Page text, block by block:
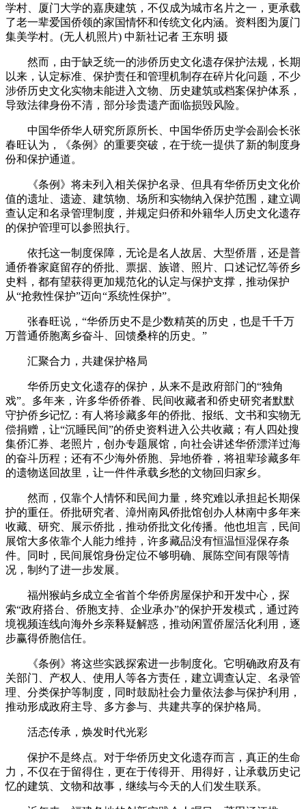
学村、厦门大学的嘉庚建筑，不仅成为城市名片之一，更承载
了老一辈爱国侨领的家国情怀和传统文化内涵。资料图为厦门
集美学村。(无人机照片) 中新社记者 王东明 摄
然而，由于缺乏统一的涉侨历史文化遗存保护法规，长期
以来，认定标准、保护责任和管理机制存在碎片化问题，不少
涉侨历史文化实物未能进入文物、历史建筑或档案保护体系，
导致法律身份不清，部分珍贵遗产面临损毁风险。
中国华侨华人研究所原所长、中国华侨历史学会副会长张
春旺认为，《条例》的重要突破，在于统一提供了新的制度身
份和保护通道。
《条例》将未列入相关保护名录、但具有华侨历史文化价
值的遗址、遗迹、建筑物、场所和实物纳入保护范围，建立调
查认定和名录管理制度，并规定归侨和外籍华人历史文化遗存
的保护管理可以参照执行。
依托这一制度保障，无论是名人故居、大型侨厝，还是普
通侨眷家庭留存的侨批、票据、族谱、照片、口述记忆等侨乡
史料，都有望获得更加规范化的认定与保护支撑，推动保护
从“抢救性保护”迈向“系统性保护”。
张春旺说，“华侨历史不是少数精英的历史，也是千千万
万普通侨胞离乡奋斗、回馈桑梓的历史。”
汇聚合力，共建保护格局
华侨历史文化遗存的保护，从来不是政府部门的“独角
戏”。多年来，许多华侨侨眷、民间收藏者和侨史研究者默默
守护侨乡记忆：有人将珍藏多年的侨批、报纸、文书和实物无
偿捐赠，让“沉睡民间”的侨史资料进入公共收藏；有人四处搜
集侨汇券、老照片，创办专题展馆，向社会讲述华侨漂洋过海
的奋斗历程；还有不少海外侨胞、异地侨眷，将祖辈珍藏多年
的遗物送回故里，让一件件承载乡愁的文物回归家乡。
然而，仅靠个人情怀和民间力量，终究难以承担起长期保
护的重任。侨批研究者、漳州南风侨批馆创办人林南中多年来
收藏、研究、展示侨批，推动侨批文化传播。他也坦言，民间
展馆大多依靠个人能力维持，许多藏品没有恒温恒湿保存条
件。同时，民间展馆身份定位不够明确、展陈空间有限等情
况，制约了进一步发展。
福州猴屿乡成立全省首个华侨房屋保护和开发中心，探
索“政府搭台、侨胞支持、企业承办”的保护开发模式，通过跨
境视频连线向海外乡亲释疑解惑，推动闲置侨屋活化利用，逐
步赢得侨胞信任。
《条例》将这些实践探索进一步制度化。它明确政府及有
关部门、产权人、使用人等各方责任，建立调查认定、名录管
理、分类保护等制度，同时鼓励社会力量依法参与保护利用，
推动形成政府主导、多方参与、共建共享的保护格局。
活态传承，焕发时代光彩
保护不是终点。对于华侨历史文化遗存而言，真正的生命
力，不仅在于留得住，更在于传得开、用得好，让承载历史记
忆的建筑、文物和故事，继续与今天的人们发生联系。